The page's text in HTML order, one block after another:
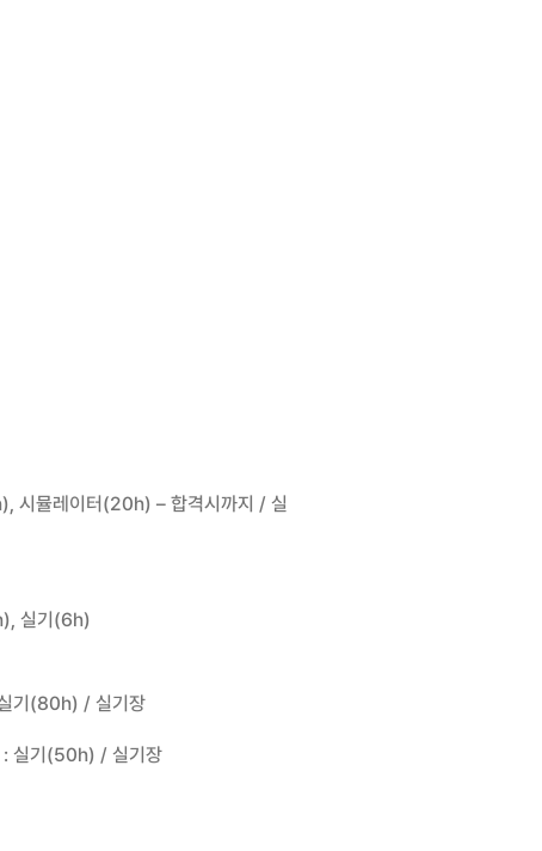
시뮬레이터(20h) – 합격시까지 / 실
실기(6h)
기(80h) / 실기장
: 실기(50h) / 실기장